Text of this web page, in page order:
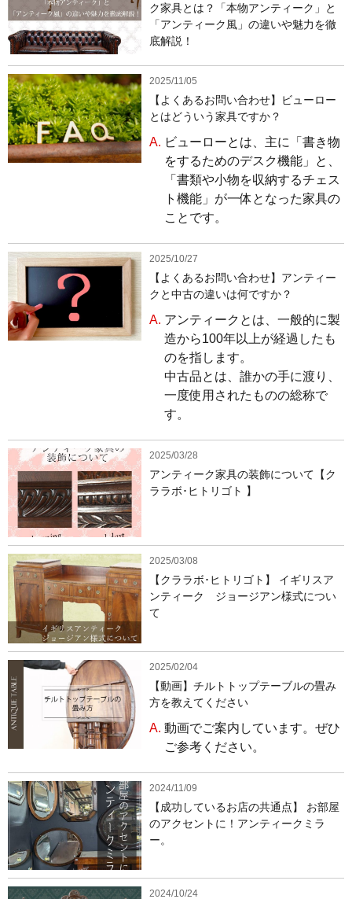
ク家具とは？「本物アンティーク」と
「アンティーク風」の違いや魅力を徹
底解説！
2025/11/05
【よくあるお問い合わせ】ビューロー
とはどういう家具ですか？
A. ビューローとは、主に「書き物
をするためのデスク機能」と、
「書類や小物を収納するチェス
ト機能」が一体となった家具の
ことです。
2025/10/27
【よくあるお問い合わせ】アンティー
クと中古の違いは何ですか？
A. アンティークとは、一般的に製
造から100年以上が経過したも
のを指します。
中古品とは、誰かの手に渡り、
一度使用されたものの総称で
す。
2025/03/28
アンティーク家具の装飾について【ク
ララボ･ヒトリゴト 】
2025/03/08
【クララボ･ヒトリゴト】 イギリスア
ンティーク ジョージアン様式につい
て
2025/02/04
【動画】チルトトップテーブルの畳み
方を教えてください
A. 動画でご案内しています。ぜひ
ご参考ください。
2024/11/09
【成功しているお店の共通点】 お部屋
のアクセントに！アンティークミラ
ー。
2024/10/24